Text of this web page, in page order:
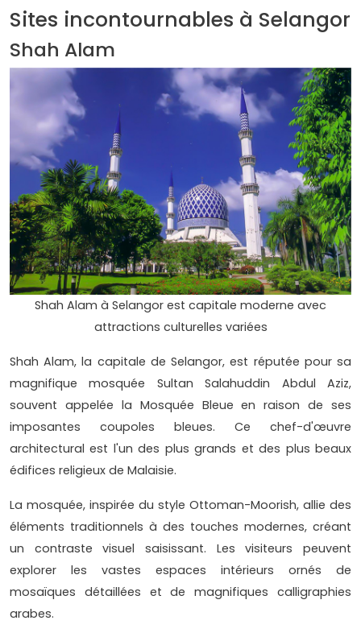
Sites incontournables à Selangor
Shah Alam
Shah Alam à Selangor est capitale moderne avec
attractions culturelles variées
Shah Alam, la capitale de Selangor, est réputée pour sa
magnifique mosquée Sultan Salahuddin Abdul Aziz,
souvent appelée la Mosquée Bleue en raison de ses
imposantes coupoles bleues. Ce chef-d'œuvre
architectural est l'un des plus grands et des plus beaux
édifices religieux de Malaisie.
La mosquée, inspirée du style Ottoman-Moorish, allie des
éléments traditionnels à des touches modernes, créant
un contraste visuel saisissant. Les visiteurs peuvent
explorer les vastes espaces intérieurs ornés de
mosaïques détaillées et de magnifiques calligraphies
arabes.